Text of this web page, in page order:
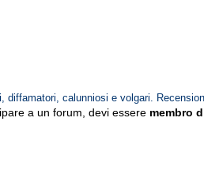
calunniosi e volgari.
a un forum, devi essere membro